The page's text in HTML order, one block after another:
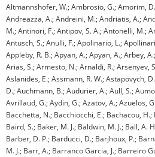
Altmannshofer, W.; Ambrosio, G.; Amorim,
Andreazza, A.; Andreini, M.; Andriatis, A.;
M.; Antinori, F.; Antipov, S. A.; Antonelli, M.;
Antusch, S.; Anulli, F.; Apolinario, L.;
Appleby, R. B.; Apyan, A.; Apyan, A.; Arbey,
Arias, S.; Armesto, N.; Arnaldi, R.; Arsenyev,
Aslanides, E.; Assmann, R. W.; Astapovych,
D.; Auchmann, B.; Audurier, A.; Aull, S.;
Avrillaud, G.; Aydin, G.; Azatov, A.; Azuelos,
Bacchetta, N.; Bacchiocchi, E.; Bachacou, H.;
Baird, S.; Baker, M. J.; Baldwin, M. J.; Ball, A.
Barber, D. P.; Barducci, D.; Barjhoux, P.;
M. J.; Barr, A.; Barranco Garcia, J.; Barreiro